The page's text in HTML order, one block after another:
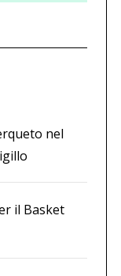
nel
il Basket